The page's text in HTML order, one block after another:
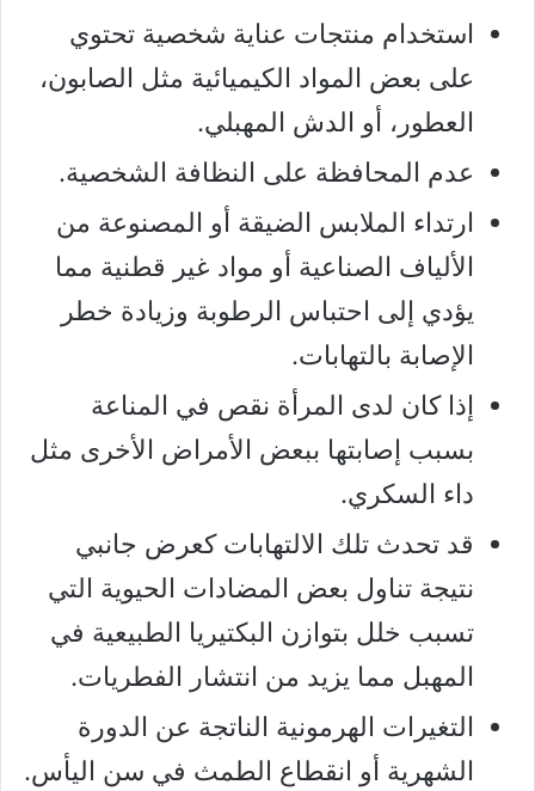
استخدام منتجات عناية شخصية تحتوي
على بعض المواد الكيميائية مثل الصابون،
العطور، أو الدش المهبلي.
عدم المحافظة على النظافة الشخصية.
ارتداء الملابس الضيقة أو المصنوعة من
الألياف الصناعية أو مواد غير قطنية مما
يؤدي إلى احتباس الرطوبة وزيادة خطر
الإصابة بالتهابات.
إذا كان لدى المرأة نقص في المناعة
بسبب إصابتها ببعض الأمراض الأخرى مثل
داء السكري.
قد تحدث تلك الالتهابات كعرض جانبي
نتيجة تناول بعض المضادات الحيوية التي
تسبب خلل بتوازن البكتيريا الطبيعية في
المهبل مما يزيد من انتشار الفطريات.
التغيرات الهرمونية الناتجة عن الدورة
الشهرية أو انقطاع الطمث في سن اليأس.